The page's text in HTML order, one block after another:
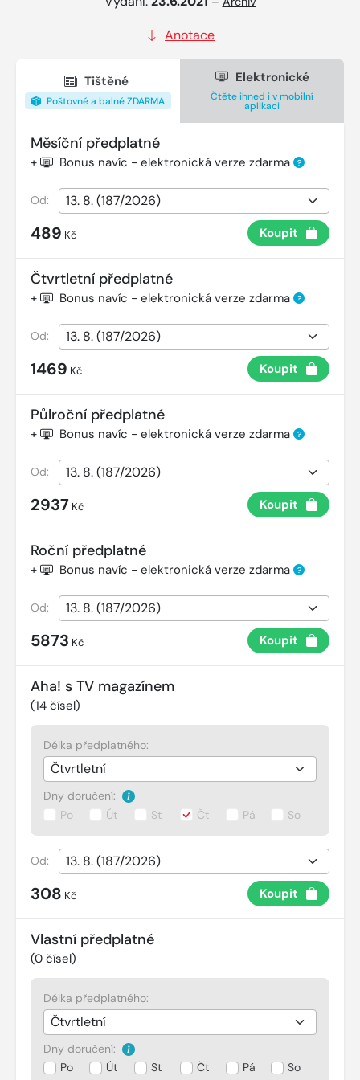
Anotace
Tištěné
Poštovné a balné ZDARMA
Elektronické
Čtěte ihned i v mobilní
aplikaci
Měsíční předplatné
+ Bonus navíc - elektronická verze zdarma ?
Od:
489 Kč Koupit
Čtvrtletní předplatné
+ Bonus navíc - elektronická verze zdarma ?
Od:
1469 Kč Koupit
Půlroční předplatné
+ Bonus navíc - elektronická verze zdarma ?
Od:
2937 Kč Koupit
Roční předplatné
+ Bonus navíc - elektronická verze zdarma ?
Od:
5873 Kč Koupit
Aha! s TV magazínem
(14 čísel)
Délka předplatného:
Dny doručení:
Po
Út St Čt Pá So
Od:
308 Kč Koupit
Vlastní předplatné
(0 čísel)
Délka předplatného:
Dny doručení:
Po
Út St Čt Pá So